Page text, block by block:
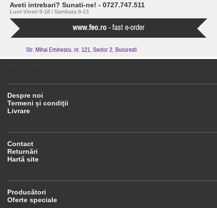
Aveti intrebari? Sunati-ne! - 0727.747.511
Luni-Vineri 9-18 / Sambata 9-13
www.feo.ro - fast e-order
Str. Mihai Eminescu, nr. 121, Sector 2, Bucuresti
Despre noi
Termeni și condiţii
Livrare
Contact
Returnări
Hartă site
Producători
Oferte speciale